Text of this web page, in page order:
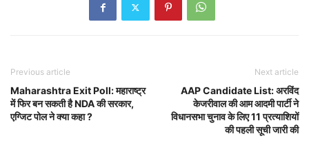
Previous article
Maharashtra Exit Poll: महाराष्ट्र
में फिर बन सकती है NDA की सरकार,
एग्जिट पोल ने क्या कहा ?
Next article
AAP Candidate List: अरविंद
केजरीवाल की आम आदमी पार्टी ने
विधानसभा चुनाव के लिए 11 प्रत्याशियों
की पहली सूची जारी की